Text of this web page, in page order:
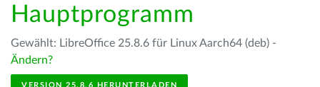
Hauptprogramm
Gewählt: LibreOffice 25.8.6 für Linux Aarch64 (deb) -
Ändern?
VERSION 25.8.6 HERUNTERLADEN